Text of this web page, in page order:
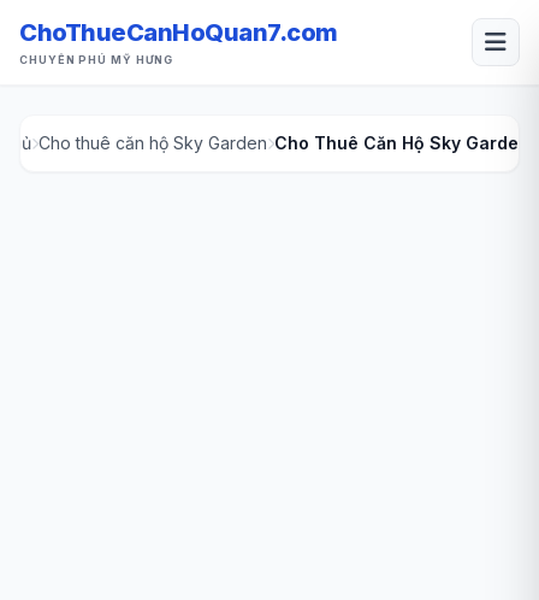
ChoThueCanHoQuan7.com
CHUYÊN PHÚ MỸ HƯNG
Cho thuê căn hộ Sky Garden Cho Thuê Căn Hộ Sky Garden